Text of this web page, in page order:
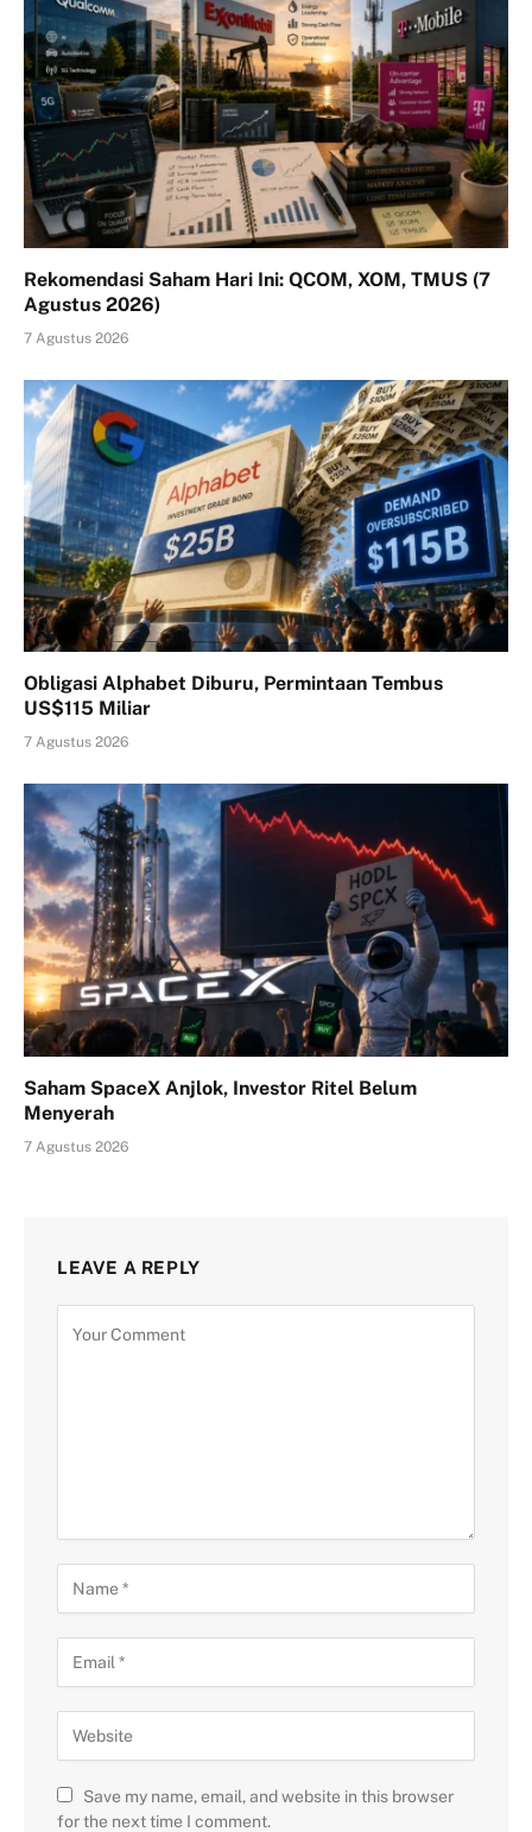
Rekomendasi Saham Hari Ini: QCOM, XOM, TMUS (7
Agustus 2026)
7 Agustus 2026
Obligasi Alphabet Diburu, Permintaan Tembus
US$115 Miliar
7 Agustus 2026
Saham SpaceX Anjlok, Investor Ritel Belum
Menyerah
7 Agustus 2026
LEAVE A REPLY
Save my name, email, and website in this browser
for the next time I comment.